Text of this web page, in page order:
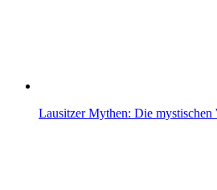
Lausitzer Mythen: Die